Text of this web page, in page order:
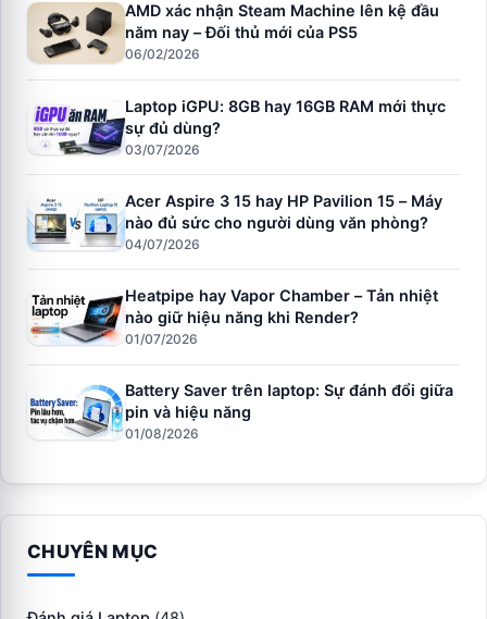
AMD xác nhận Steam Machine lên kệ đầu
năm nay – Đối thủ mới của PS5
06/02/2026
Laptop iGPU: 8GB hay 16GB RAM mới thực
sự đủ dùng?
03/07/2026
Acer Aspire 3 15 hay HP Pavilion 15 – Máy
nào đủ sức cho người dùng văn phòng?
04/07/2026
Heatpipe hay Vapor Chamber – Tản nhiệt
nào giữ hiệu năng khi Render?
01/07/2026
Battery Saver trên laptop: Sự đánh đổi giữa
pin và hiệu năng
01/08/2026
CHUYÊN MỤC